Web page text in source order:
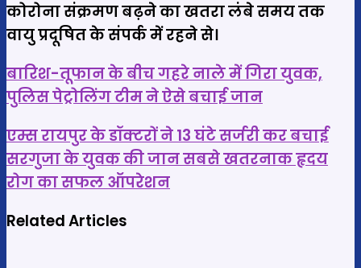
कोरोना संक्रमण बढ़ने का खतरा लंबे समय तक
वायु प्रदूषित के संपर्क में रहने से।
बारिश-
तूफान
के
बीच
गहरे
नाले
गिरा
बारिश-तूफान के बीच गहरे नाले में गिरा युवक,
पुलिस पेट्रोलिंग टीम ने ऐसे बचाई जान
एम्स
रायपुर
के
डॉक्टरों
ने
एम्स रायपुर के डॉक्टरों ने 13 घंटे सर्जरी कर बचाई
सरगुजा के युवक की जान सबसे खतरनाक हृदय
रोग का सफल ऑपरेशन
Related Articles